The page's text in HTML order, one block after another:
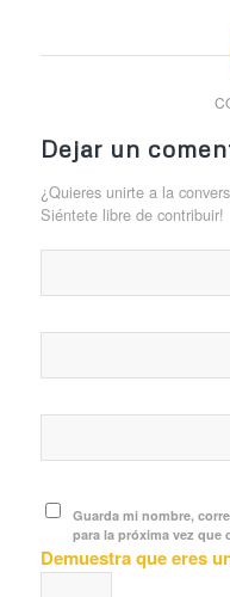
Dejar un
¿Quieres unirte a la
Siéntete libre de contribuir!
Guarda mi nombre,
para la próxima vez que
Demuestra que eres